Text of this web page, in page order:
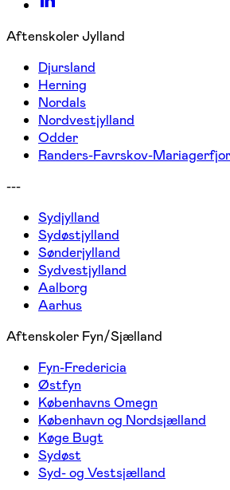
Aftenskoler Jylland
Djursland
Herning
Nordals
Nordvestjylland
Odder
Randers-Favrskov-
---
Sydjylland
Sydøstjylland
Sønderjylland
Sydvestjylland
Aalborg
Aarhus
Aftenskoler Fyn/Sjælland
Fyn-Fredericia
Østfyn
Københavns Omegn
København og Nordsjælland
Køge Bugt
Sydøst
Syd- og Vestsjælland